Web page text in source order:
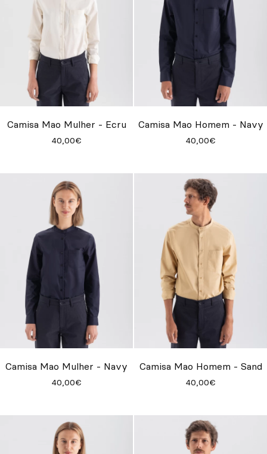
Camisa Mao Mulher - Ecru
40,00€
Camisa Mao Homem - Navy
40,00€
Camisa Mao Mulher - Navy
40,00€
Camisa Mao Homem - Sand
40,00€